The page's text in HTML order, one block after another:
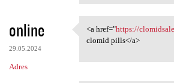
online
29.05.2024
Adres
<a href="https://
<a href="https://
clomid pills</a>